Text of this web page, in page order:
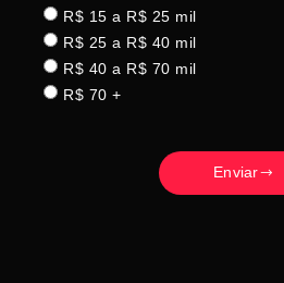
R$ 15 a R$ 25 mil
R$ 25 a R$ 40 mil
R$ 40 a R$ 70 mil
R$ 70 +
Enviar